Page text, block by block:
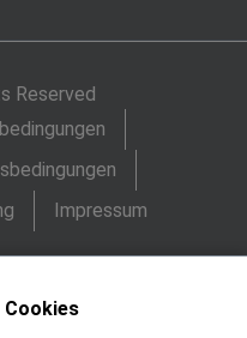
Reserved
Impressum
Cookies